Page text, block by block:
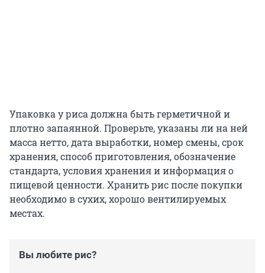
Упаковка у риса должна быть герметичной и
плотно запаянной. Проверьте, указаны ли на ней
масса нетто, дата выработки, номер смены, срок
хранения, способ приготовления, обозначение
стандарта, условия хранения и информация о
пищевой ценности. Хранить рис после покупки
необходимо в сухих, хорошо вентилируемых
местах.
Вы любите рис?